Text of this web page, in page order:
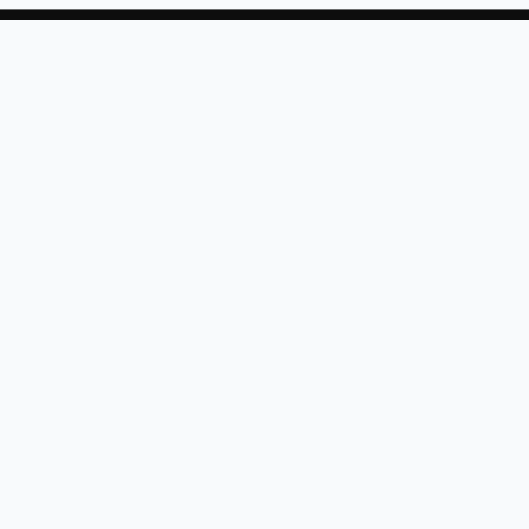
de la mítica marca Ray-Ban, diseñadas en color Oro. Las gafas Ray-Ban ®, son la marca más conocida dentro del mundo de las gafas,
de la mítica marca Ray-Ban, diseñadas en color Oro. Las gafas Ray-Ban ®, son la marca más conocida dentro del mundo de las gafas,